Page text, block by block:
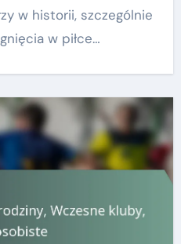
w historii, szczególnie
w piłce…